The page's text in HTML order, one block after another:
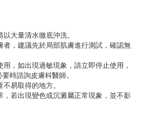
大量清水徹底沖洗。
，建議先於局部肌膚進行測試，確認無
，如出現過敏現象，請立即停止使用，
時諮詢皮膚科醫師。
易取得的地方。
若出現變色或沉澱屬正常現象，並不影